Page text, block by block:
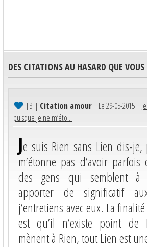
DES CITATIONS AU HASARD QUE
[3]| Citation amour | Le 29-05-2015 |
puisque je ne m’éto...
Je suis Rien sans Lien dis-
m’étonne pas d’avoir
des gens qui semblent à
apporter de significatif
j’entretiens avec eux. La
est qu’il n’existe point
mènent à Rien, tout Lien est